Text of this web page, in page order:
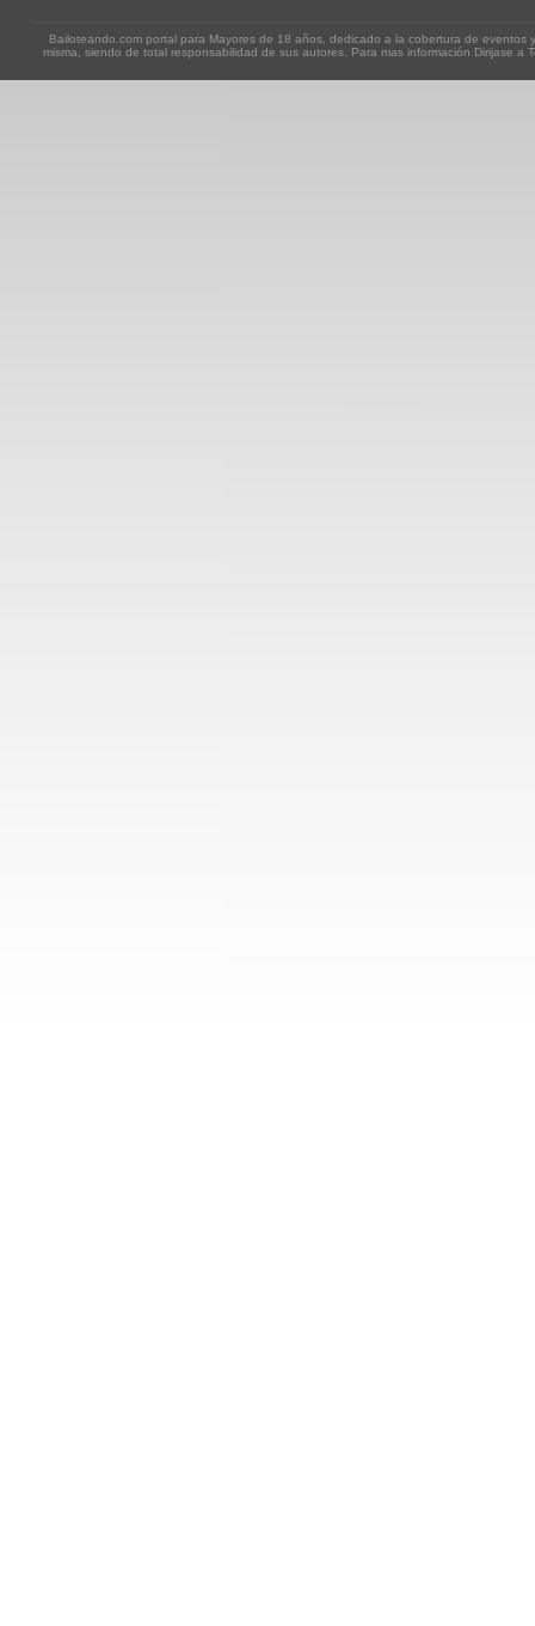
Bailoteando.com portal para Mayores de 18 años, dedicado a la cobertura de
misma, siendo de total responsabilidad de sus autores. Para mas información Dirijase a